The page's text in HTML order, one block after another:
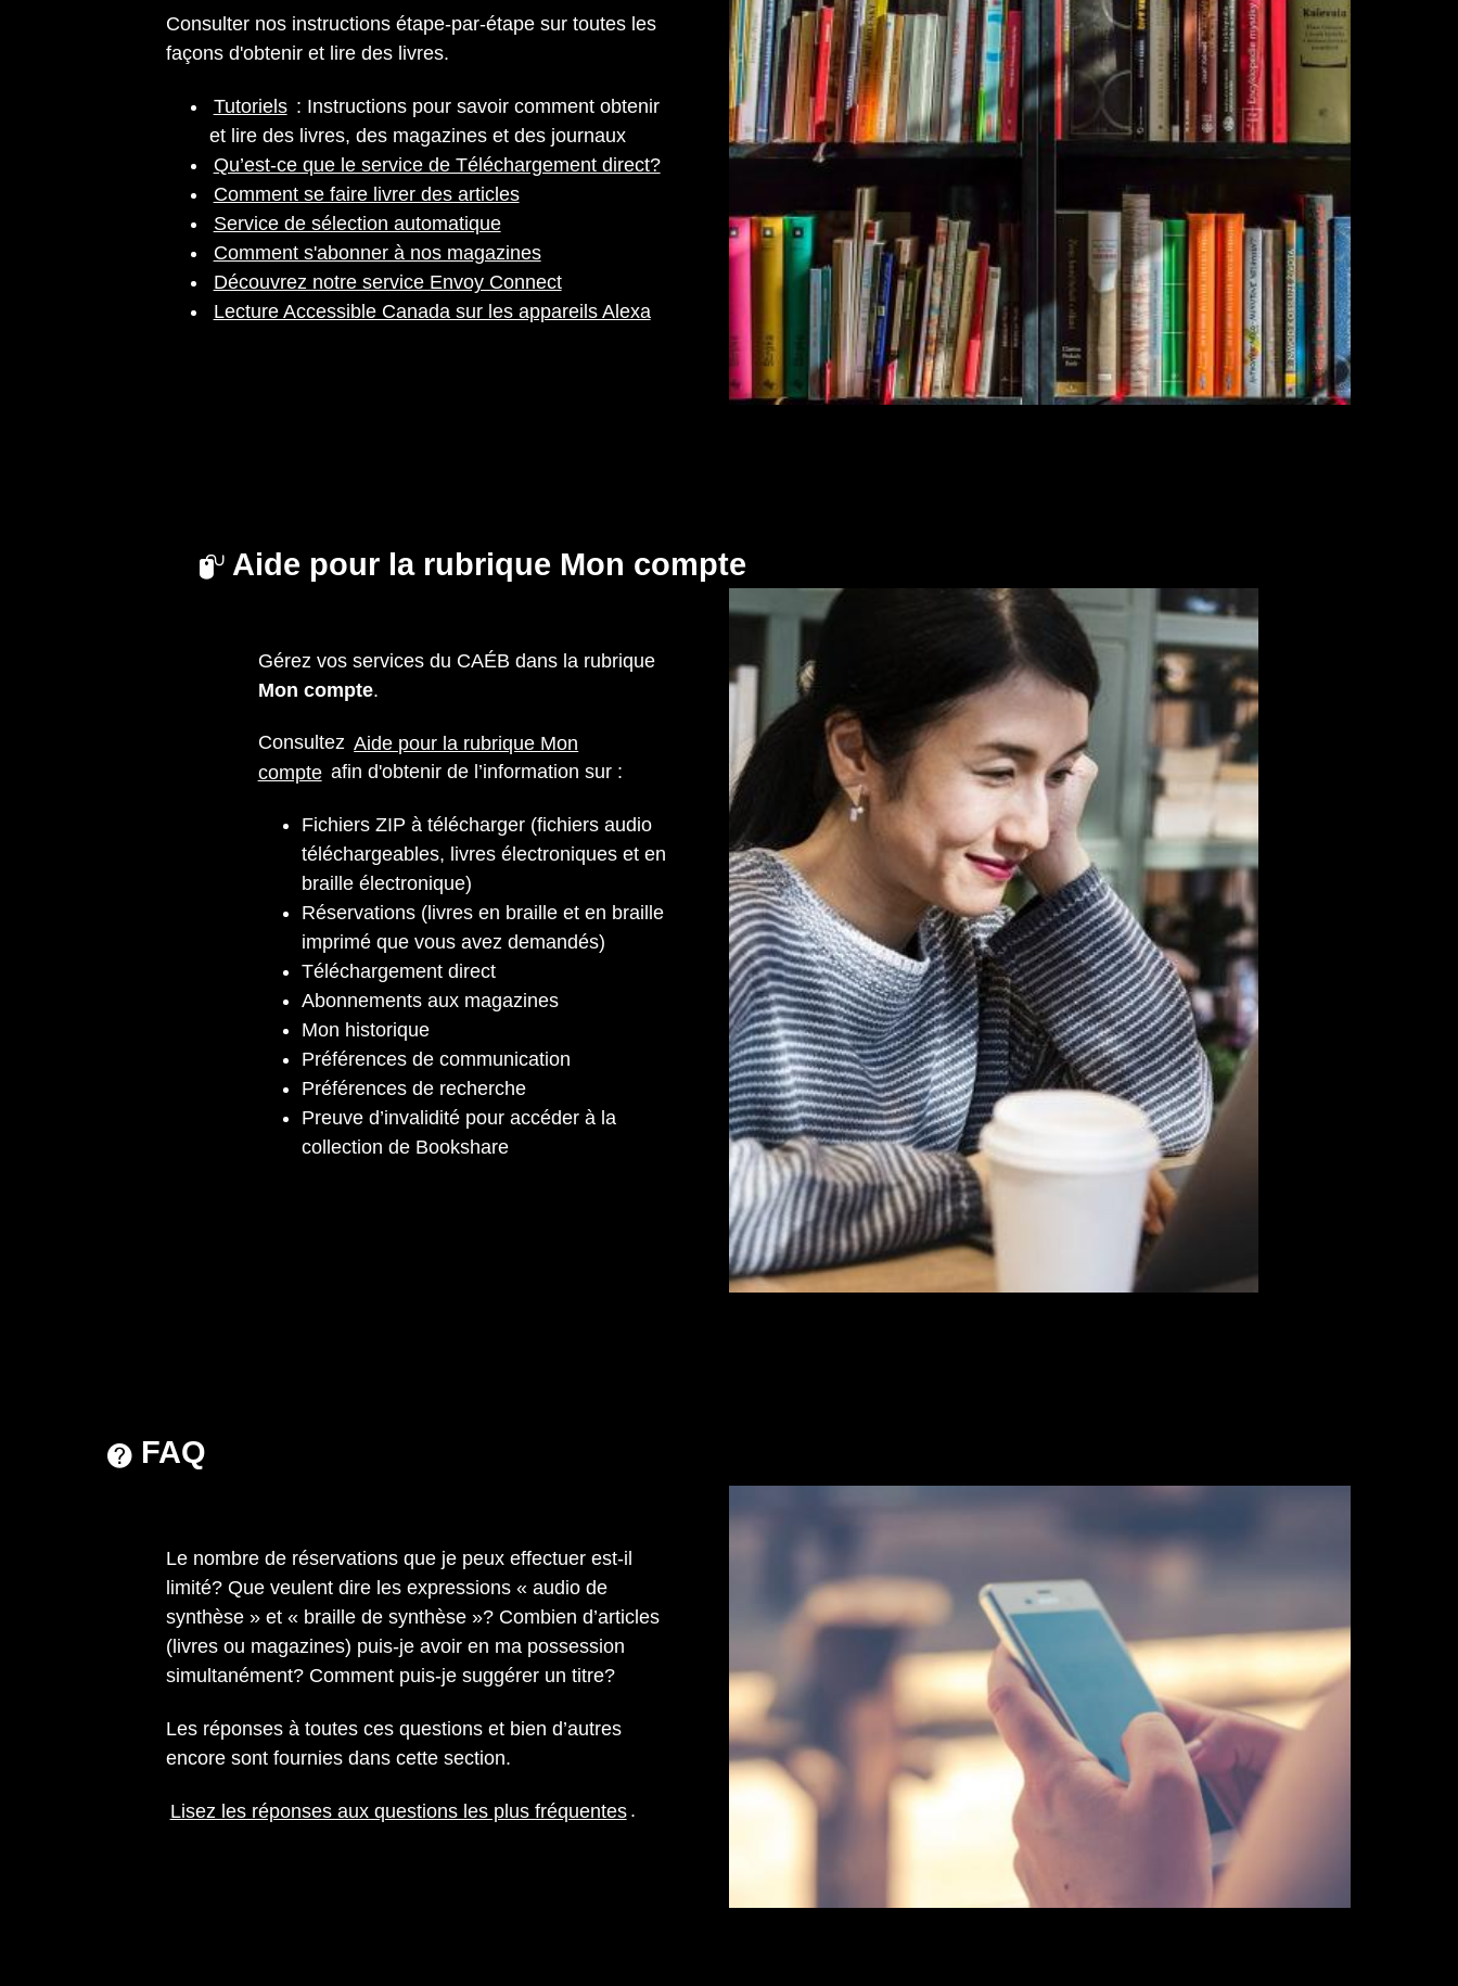
Consulter nos instructions étape-par-étape sur toutes les
façons d'obtenir et lire des livres.
Tutoriels : Instructions pour savoir comment obtenir
et lire des livres, des magazines et des journaux
Qu’est-ce que le service de Téléchargement direct?
Comment se faire livrer des articles
Service de sélection automatique
Comment s'abonner à nos magazines
Découvrez notre service Envoy Connect
Lecture Accessible Canada sur les appareils Alexa
Aide pour la rubrique Mon compte
Gérez vos services du CAÉB dans la rubrique
Mon compte.
Consultez Aide pour la rubrique Mon
compte afin d'obtenir de l’information sur :
Fichiers ZIP à télécharger (fichiers audio
téléchargeables, livres électroniques et en
braille électronique)
Réservations (livres en braille et en braille
imprimé que vous avez demandés)
Téléchargement direct
Abonnements aux magazines
Mon historique
Préférences de communication
Préférences de recherche
Preuve d’invalidité pour accéder à la
collection de Bookshare
FAQ
Le nombre de réservations que je peux effectuer est-il
limité? Que veulent dire les expressions « audio de
synthèse » et « braille de synthèse »? Combien d’articles
(livres ou magazines) puis-je avoir en ma possession
simultanément? Comment puis-je suggérer un titre?
Les réponses à toutes ces questions et bien d’autres
encore sont fournies dans cette section.
Lisez les réponses aux questions les plus fréquentes .